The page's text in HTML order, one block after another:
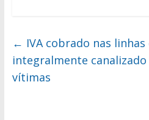
← IVA cobrado nas
integralmente
vítimas